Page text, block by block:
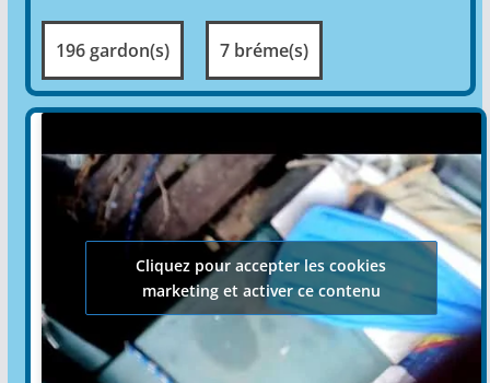
196 gardon(s) 7 bréme(s)
Cliquez pour accepter les cookies
marketing et activer ce contenu